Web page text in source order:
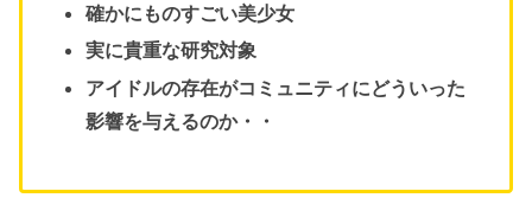
確かにものすごい美少女
実に貴重な研究対象
アイドルの存在がコミュニティにどういった
影響を与えるのか・・